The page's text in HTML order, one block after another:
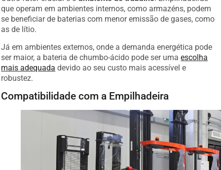
que operam em ambientes internos, como armazéns, podem
se beneficiar de baterias com menor emissão de gases, como
as de lítio.
Já em ambientes externos, onde a demanda energética pode
ser maior, a bateria de chumbo-ácido pode ser umaescolha
mais adequada devido ao seu custo mais acessível e
robustez.
Compatibilidade com a Empilhadeira